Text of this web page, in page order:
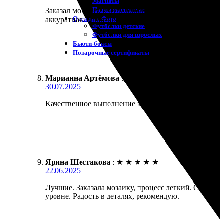
Пазлы магнитные
Одежда с Фото
Футболки детские
Футболки для взрослых
Бьюти-боксы
Подарочные сертификаты
Заказал мозаику, очень доволен результатом.
аккуратная. Приятно смотреть на итог!
Марианна Артёмова :
30.07.2025
Качественное выполнение заказа. Удобный сайт и
Ярина Шестакова : ★ ★ ★ ★ ★
22.06.2025
Лучшие. Заказала мозаику, процесс легкий. Сайт
уровне. Радость в деталях, рекомендую.